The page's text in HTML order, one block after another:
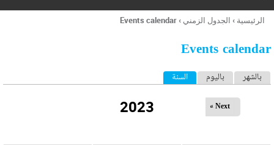
ر
ل
ح
أنت
هنا
الرئيسية › الجدول الزمني ›
Events calendar
Events calendar
ا بالشهر باليوم السنة (علامة التبويب النشطة)
2023 Next »